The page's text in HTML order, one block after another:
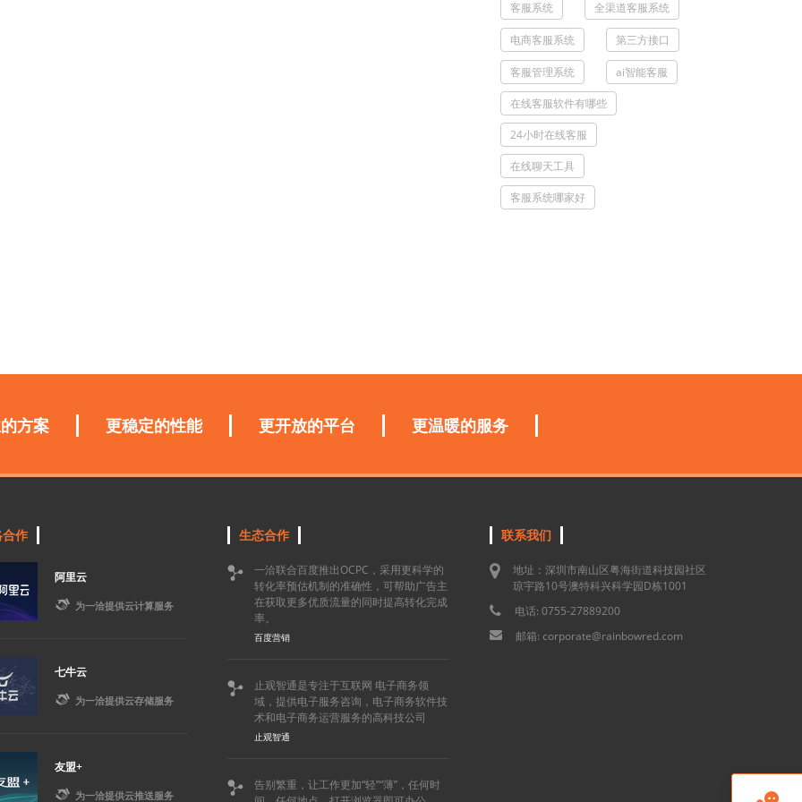
客服系统 全渠道客服系统
电商客服系统 第三方接口
客服管理系统 ai智能客服
在线客服软件有哪些
24小时在线客服
在线聊天工具
客服系统哪家好
方案 更稳定的性能 更开放的平台 更温暖的服务
作
阿里云
 为一洽提供云计算服务
七牛云
 为一洽提供云存储服务
友盟+
 为一洽提供云推送服务
生态合作

一洽联合百度推出OCPC，采用更科学的
转化率预估机制的准确性，可帮助广告主
在获取更多优质流量的同时提高转化完成
率。
百度营销

止观智通是专注于互联网 电子商务领
域，提供电子服务咨询，电子商务软件技
术和电子商务运营服务的高科技公司
止观智通

告别繁重，让工作更加“轻”“薄”，任何时
联系我们
地址：深圳市南山区粤海街道科技园社区
琼宇路10号澳特科兴科学园D栋1001
电话: 0755-27889200
邮箱: corporate@rainbowred.com